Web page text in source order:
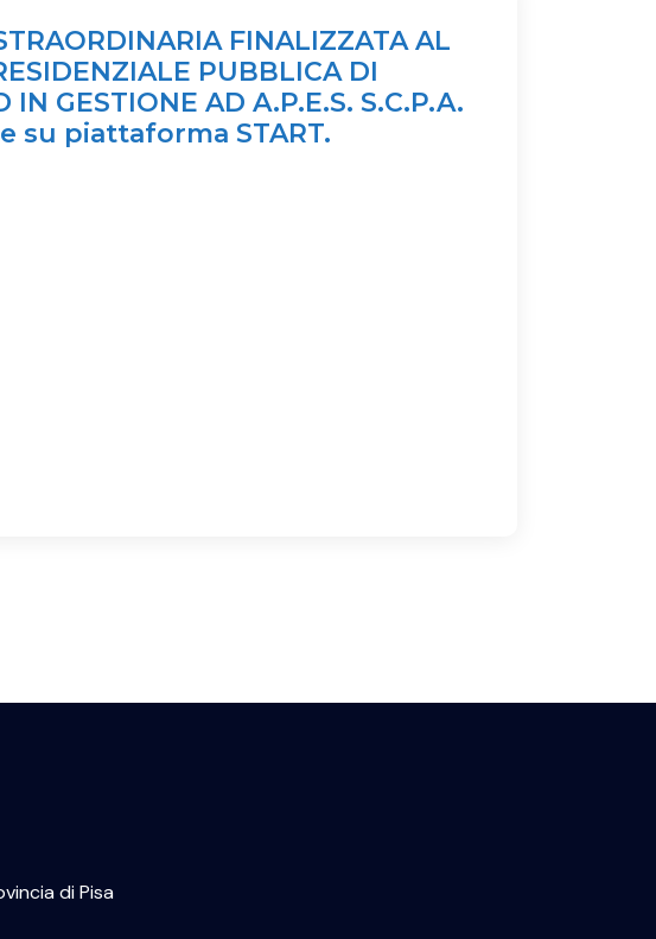
FINALIZZATA AL
PUBBLICA DI
GESTIONE AD A.P.E.S. S.C.P.A.
piattaforma START.
di Pisa